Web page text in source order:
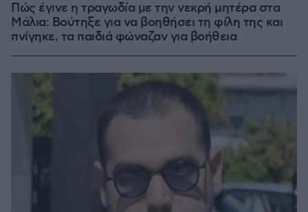
Πώς έγινε η τραγωδία με την νεκρή μητέρα στα
Μάλια: Βούτηξε για να βοηθήσει τη φίλη της και
πνίγηκε, τα παιδιά φώναζαν για βοήθεια